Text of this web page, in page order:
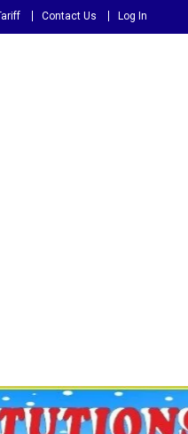
Contact Us Log In